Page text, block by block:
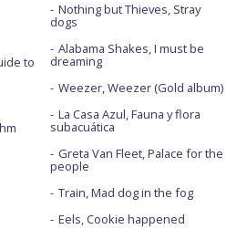
to
Nothing but Thieves, Stray
dogs
Alabama Shakes, I must be
dreaming
Weezer, Weezer (Gold album)
La Casa Azul, Fauna y flora
subacuática
Greta Van Fleet, Palace for the
people
Train, Mad dog in the fog
Eels, Cookie happened